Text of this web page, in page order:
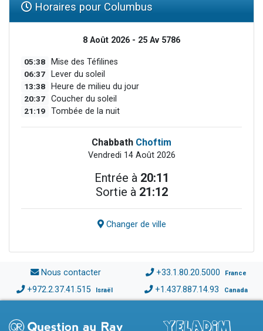
Horaires pour Columbus
8 Août 2026 - 25 Av 5786
05:38 Mise des Téfilines
06:37 Lever du soleil
13:38 Heure de milieu du jour
20:37 Coucher du soleil
21:19 Tombée de la nuit
Chabbath Choftim
Vendredi 14 Août 2026
Entrée à 20:11
Sortie à 21:12
Changer de ville
Nous contacter +33.1.80.20.5000 France
+972.2.37.41.515 Israël +1.437.887.14.93 Canada